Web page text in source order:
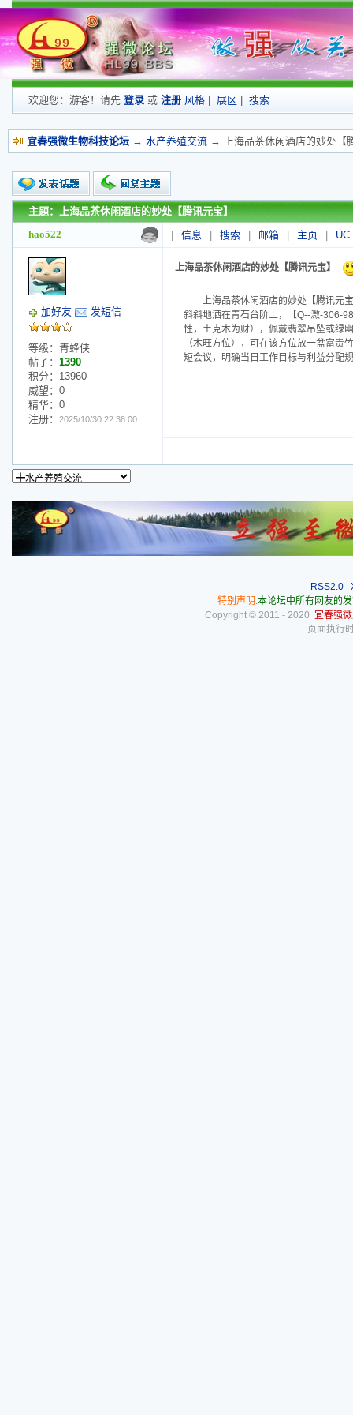
欢迎您：游客！请先 登录 或 注册 风格 展区 搜索
宜春强微生物科技论坛 → 水产养殖交流 → 上海品茶休闲酒店的妙处【
新的主题
投票帖
交易帖
小字报
主题：上海品茶休闲酒店的妙处【腾讯元宝】
hao522
信息 搜索 邮箱 主页 UC
加好友 发短信
等级：青蜂侠
帖子： 1390
积分：13960
威望：0
精华：0
注册：
2025/10/30 22:38:00
上海品茶休闲酒店的妙处【腾讯元宝】
上海品茶休闲酒店的妙处【腾讯元
斜斜地洒在青石台阶上，【Q--溦-306-
性，土克木为财），佩戴翡翠吊坠或绿
（木旺方位），可在该方位放一盆富
短会议，明确当日工作目标与利益分配
RSS2.0|
特别声明:本论坛中所有网友的
Copyright © 2011 - 2020 宜春强
页面执行